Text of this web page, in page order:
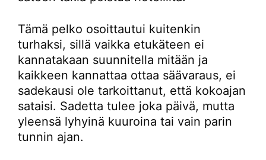
Tämä pelko osoittautui kuitenkin
turhaksi, sillä vaikka etukäteen ei
kannatakaan suunnitella mitään ja
kaikkeen kannattaa ottaa säävaraus, ei
sadekausi ole tarkoittanut, että kokoajan
sataisi. Sadetta tulee joka päivä, mutta
yleensä lyhyinä kuuroina tai vain parin
tunnin ajan.